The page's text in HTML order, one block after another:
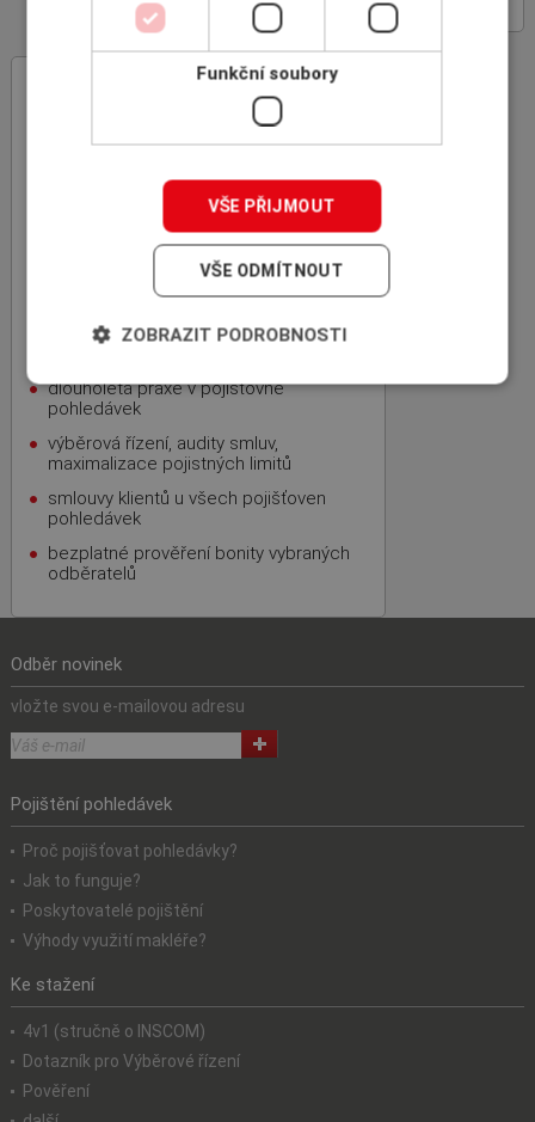
– specialista na pojištění
rodinná firma, 100% český kapitál,
specializovaných makléřů ICBA
nezávislost, nejvýhodnější nabídka,
úspora času a kapacity vašich
zaměstnanců
zkušenosti s Credit
dlouholetá praxe v pojišťovně
pohledávek
výběrová řízení, audity smluv,
maximalizace pojistných limitů
smlouvy klientů u všech pojišťoven
pohledávek
bezplatné prověření bonity vybraných
odběratelů
Odběr novinek
vložte svou e-mailovou adresu
Pojištění pohledávek
Proč pojišťovat pohledávky?
Jak to funguje?
Poskytovatelé pojištění
Výhody využití makléře?
Ke stažení
4v1 (stručně o INSCOM)
Dotazník pro Výběrové řízení
Pověření
Funkční soubory
VŠE PŘIJMOUT
VŠE ODMÍTNOUT
ZOBRAZIT PODROBNOSTI